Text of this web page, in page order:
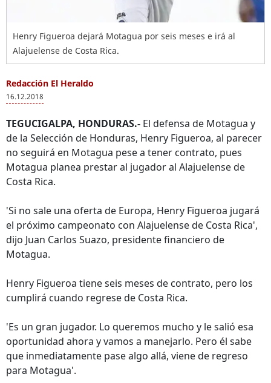
Henry Figueroa dejará Motagua por seis meses e irá al
Alajuelense de Costa Rica.
Redacción El Heraldo
16.12.2018
TEGUCIGALPA, HONDURAS.- El defensa de Motagua y
de la Selección de Honduras, Henry Figueroa, al parecer
no seguirá en Motagua pese a tener contrato, pues
Motagua planea prestar al jugador al Alajuelense de
Costa Rica.
'Si no sale una oferta de Europa, Henry Figueroa jugará
el próximo campeonato con Alajuelense de Costa Rica',
dijo Juan Carlos Suazo, presidente financiero de
Motagua.
Henry Figueroa tiene seis meses de contrato, pero los
cumplirá cuando regrese de Costa Rica.
'Es un gran jugador. Lo queremos mucho y le salió esa
oportunidad ahora y vamos a manejarlo. Pero él sabe
que inmediatamente pase algo allá, viene de regreso
para Motagua'.